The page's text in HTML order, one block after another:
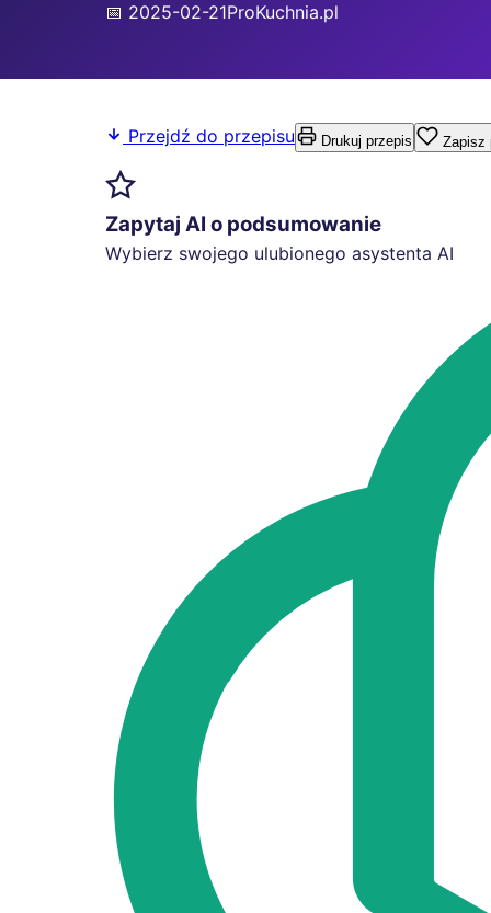
📅 2025-02-21ProKuchnia.pl
Przejdź do przepisu Drukuj przepis Zapisz
Zapytaj AI o podsumowanie
Wybierz swojego ulubionego asystenta AI